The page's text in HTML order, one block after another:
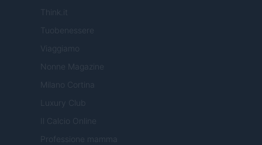
Think.it
Tuobenessere
Viaggiamo
Nonne Magazine
Milano Cortina
Luxury Club
Il Calcio Online
Professione mamma